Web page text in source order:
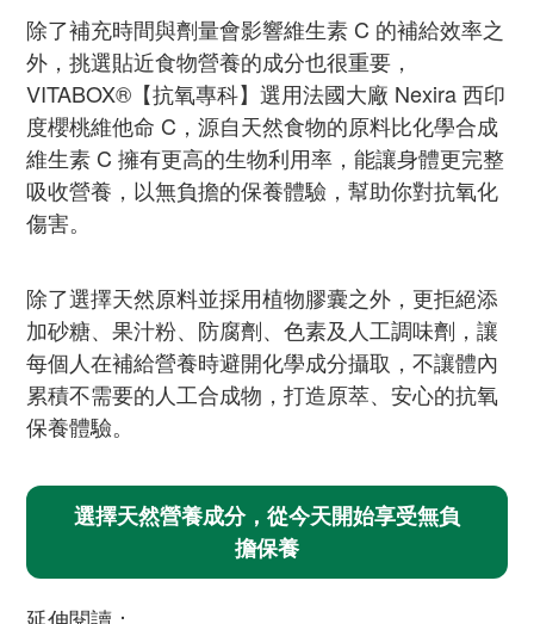
除了補充時間與劑量會影響維生素 C 的補給效率之
外，挑選貼近食物營養的成分也很重要，
VITABOX®【抗氧專科】選用法國大廠 Nexira 西印
度櫻桃維他命 C，源自天然食物的原料比化學合成
維生素 C 擁有更高的生物利用率，能讓身體更完整
吸收營養，以無負擔的保養體驗，幫助你對抗氧化
傷害。
除了選擇天然原料並採用植物膠囊之外，更拒絕添
加砂糖、果汁粉、防腐劑、色素及人工調味劑，讓
每個人在補給營養時避開化學成分攝取，不讓體內
累積不需要的人工合成物，打造原萃、安心的抗氧
保養體驗。
選擇天然營養成分，從今天開始享受無負
擔保養
延伸閱讀：